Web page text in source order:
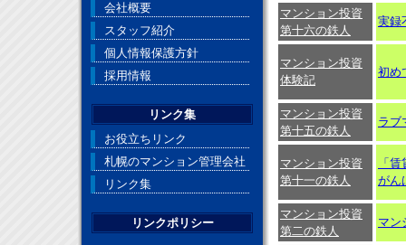
マンション投資
第十六の鉄人
実録
マンション投資
体験記
初め
マンション投資
第十五の鉄人
ラブ
マンション投資
第十一の鉄人
「
がん
マンション投資
第二の鉄人
マン
会社概要
スタッフ紹介
個人情報保護方針
採用情報
リンク集
お役立ちリンク
札幌のマンション管理会社
リンク集
リンクポリシー